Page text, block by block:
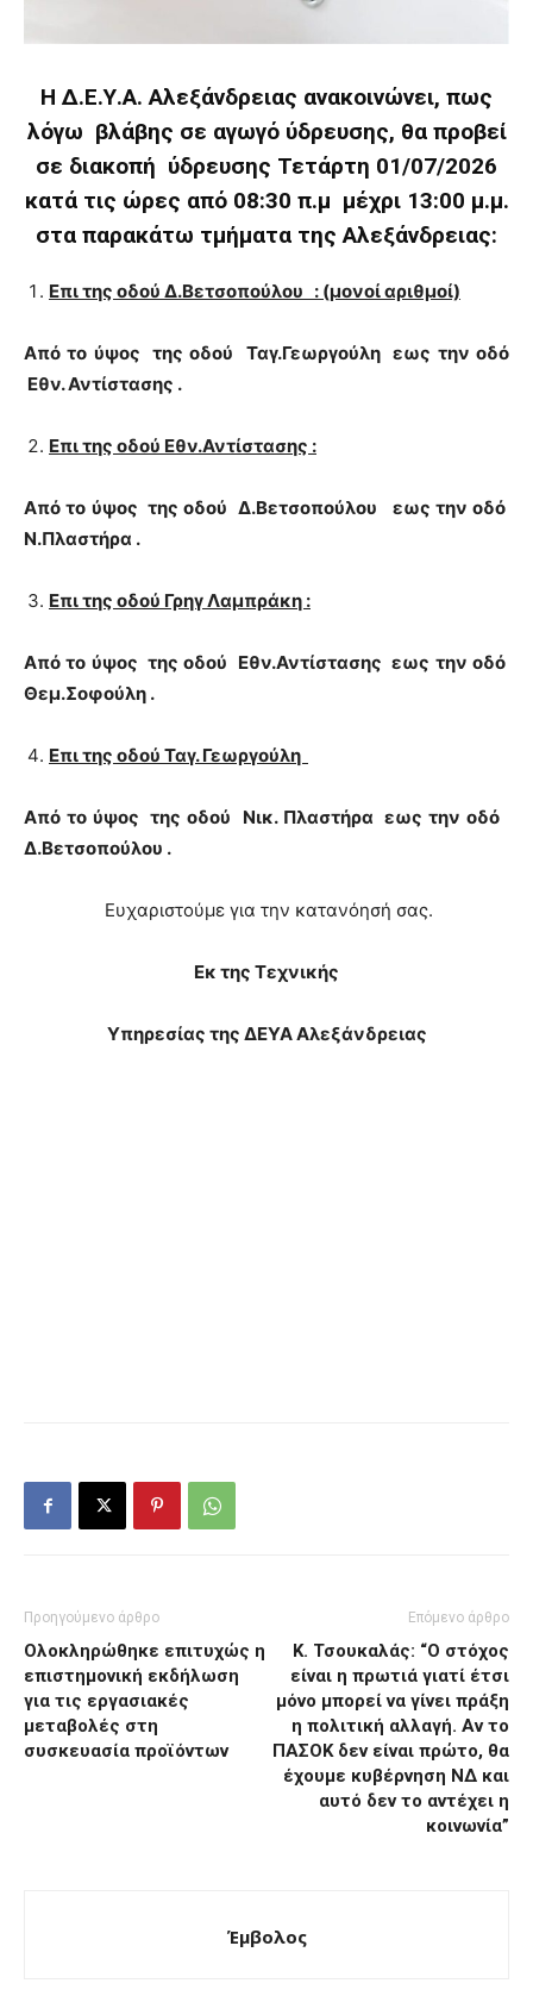
Η Δ.Ε.Υ.Α. Αλεξάνδρειας ανακοινώνει, πως
λόγω βλάβης σε αγωγό ύδρευσης, θα προβεί
σε διακοπή ύδρευσης Τετάρτη 01/07/2026
κατά τις ώρες από 08:30 π.μ μέχρι 13:00 μ.μ.
στα παρακάτω τμήματα της Αλεξάνδρειας:
Επι της οδού Δ.Βετσοπούλου : (μονοί αριθμοί)
Από το ύψος της οδού Ταγ.Γεωργούλη εως την οδό
Εθν. Αντίστασης .
Επι της οδού Εθν.Αντίστασης :
Από το ύψος της οδού Δ.Βετσοπούλου εως την οδό
Ν.Πλαστήρα .
Επι της οδού Γρηγ Λαμπράκη :
Από το ύψος της οδού Εθν.Αντίστασης εως την οδό
Θεμ.Σοφούλη .
Επι της οδού Ταγ. Γεωργούλη
Από το ύψος της οδού Νικ. Πλαστήρα εως την οδό
Δ.Βετσοπούλου .
Ευχαριστούμε για την κατανόησή σας.
Εκ της Τεχνικής
Υπηρεσίας της ΔΕΥΑ Αλεξάνδρειας
Προηγούμενο άρθρο
Ολοκληρώθηκε επιτυχώς η
επιστημονική εκδήλωση
για τις εργασιακές
μεταβολές στη
συσκευασία προϊόντων
Επόμενο άρθρο
Κ. Τσουκαλάς: “Ο στόχος
είναι η πρωτιά γιατί έτσι
μόνο μπορεί να γίνει πράξη
η πολιτική αλλαγή. Αν το
ΠΑΣΟΚ δεν είναι πρώτο, θα
έχουμε κυβέρνηση ΝΔ και
αυτό δεν το αντέχει η
κοινωνία”
Έμβολος